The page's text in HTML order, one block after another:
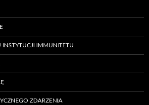
INSTYTUCJI IMMUNITETU
ZDARZENIA